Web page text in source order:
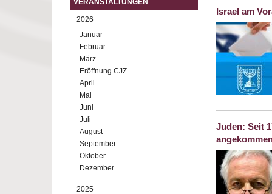
VERANSTALTUNGEN
2026
Januar
Februar
März
Eröffnung CJZ
April
Mai
Juni
Juli
August
September
Oktober
Dezember
2025
Israel am
Juden: Seit